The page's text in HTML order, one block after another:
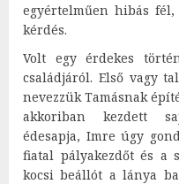
egyértelműen hibás
kérdés.
Volt egy érdekes
családjáról. Első vagy
nevezzük Tamásnak
akkoriban kezdett
édesapja, Imre úgy
fiatal pályakezdőt és a
kocsi beállót a lánya